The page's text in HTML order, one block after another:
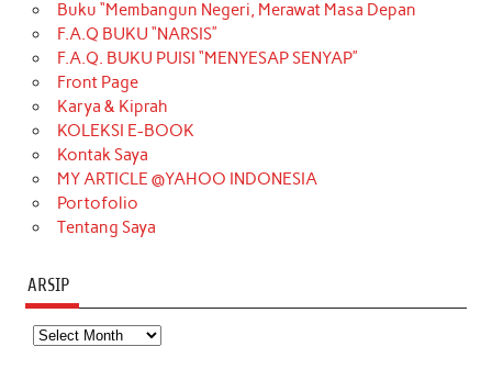
b
o
o
k
a
g
r
a
m
o
k
e
r
e
d
t
e
u
b
Buku “Membangun Negeri, Merawat Masa Depan
F.A.Q BUKU “NARSIS”
F.A.Q. BUKU PUISI “MENYESAP SENYAP”
Front Page
Karya & Kiprah
KOLEKSI E-BOOK
Kontak Saya
MY ARTICLE @YAHOO INDONESIA
Portofolio
Tentang Saya
ARSIP
Arsip